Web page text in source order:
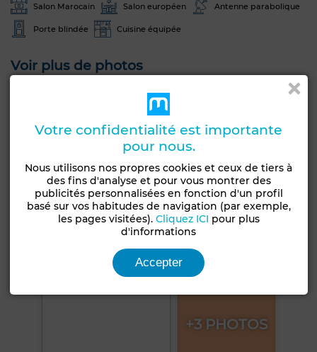
Salon Marocain Salon européen Antenne parabolique
Porte blindée Cuisine équipée
Voir plus de photos
+3 PHOTOS
Votre confidentialité est importante
pour nous.
Nous utilisons nos propres cookies et ceux de tiers à
des fins d'analyse et pour vous montrer des
publicités personnalisées en fonction d'un profil
basé sur vos habitudes de navigation (par exemple,
les pages visitées). Cliquez ICI pour plus
d'informations
Accepter